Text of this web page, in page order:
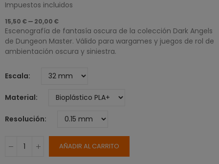
Impuestos incluidos
15,50 € — 20,00 €
Escenografía de fantasía oscura de la colección Dark Angels
de Dungeon Master. Válido para wargames y juegos de rol de
ambientación oscura y siniestra.
Escala
Material
Resolución
AÑADIR AL CARRITO